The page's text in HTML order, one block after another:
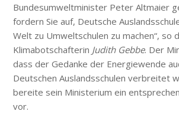
Bundesumweltminister Peter Altmaier
fordern Sie auf, Deutsche
Welt zu Umweltschulen zu machen“, so
Klimabotschafterin Judith Gebbe. Der
dass der Gedanke der Energiewende
Deutschen Auslandsschulen verbreitet
bereite sein Ministerium ein
vor.